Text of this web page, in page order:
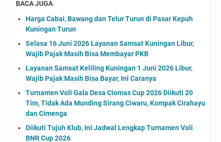
BACA JUGA
Harga Cabai, Bawang dan Telur Turun di Pasar Kepuh
Kuningan Turun
Selasa 16 Juni 2026 Layanan Samsat Kuningan Libur,
Wajib Pajak Masih Bisa Membayar PKB
Layanan Samsat Keliling Kuningan 1 Juni 2026 Libur,
Wajib Pajak Masih Bisa Bayar, Ini Caranya
Turnamen Voli Gala Desa Ciomas Cup 2026 Diikuti 20
Tim, Tidak Ada Munding Sirang Ciwaru, Kompak Cirahayu
dan Cimenga
Diikuti Tujuh Klub, Ini Jadwal Lengkap Turnamen Voli
BNR Cup 2026